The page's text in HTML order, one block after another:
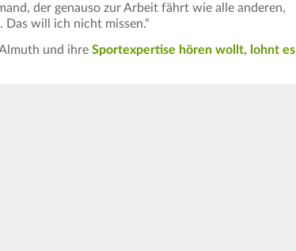
der genauso zur Arbeit fährt wie alle anderen,
will ich nicht missen.“
und ihre Sportexpertise hören wollt, lohnt es